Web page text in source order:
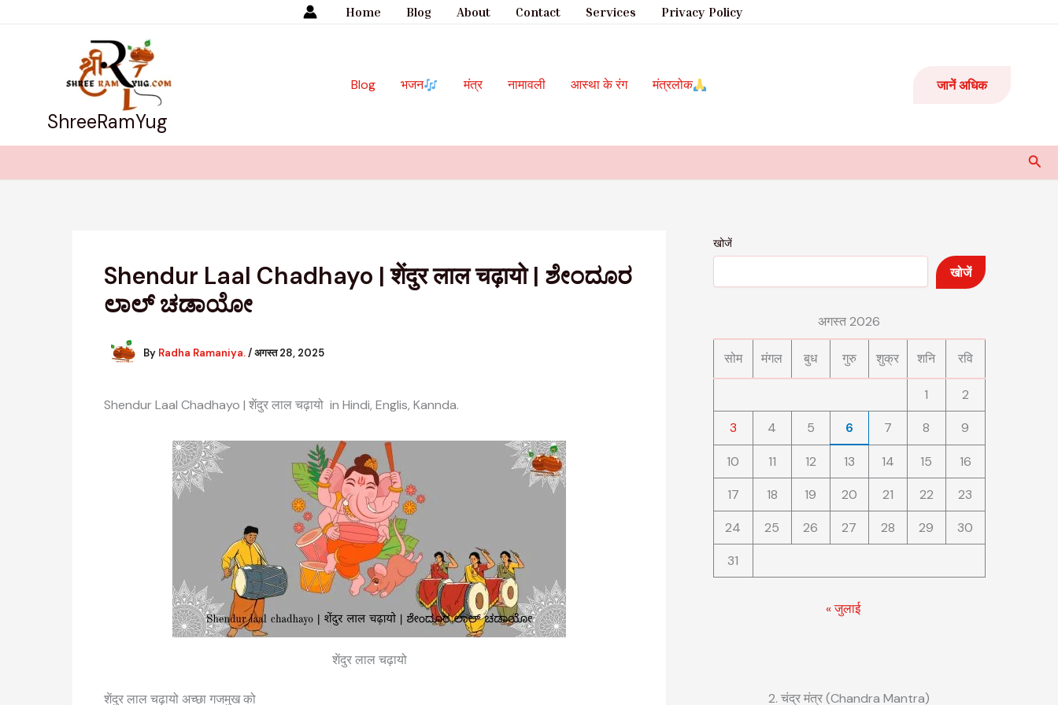
Home Blog About Contact Services Privacy Policy
ShreeRamYug
Blog भजन मंत्र नामावली आस्था के रंग मंत्रलोक जानें अधिक
Shendur Laal Chadhayo | शेंदुर लाल चढ़ायो | ಶೇಂದೂರ
ಲಾಲ್ ಚಡಾಯೋ
By Radha Ramaniya./अगस्त 28, 2025
Shendur Laal Chadhayo | शेंदुर लाल चढ़ायो in Hindi, Englis, Kannda.
शेंदुर लाल चढ़ायो
शेंदुर लाल चढ़ायो अच्छा गजमुख को
खोजें
खोजें
अगस्त 2026
सोम मंगल बुध गुरु शुक्र शनि रवि
1
2
3
4 5 6 7 8 9
10 11 12 13 14 15
16
17
18 19 20 21 22
23
24
25 26 27 28 29
30
31
« जुलाई
2. चंद्र मंत्र (Chandra Mantra)